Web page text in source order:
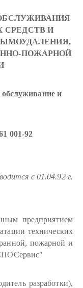
СРЕДСТВ И
ПОЖАРНОЙ
и
001-92
с 01.04.92 г.
предприятием
технических
пожарной и
разработки),